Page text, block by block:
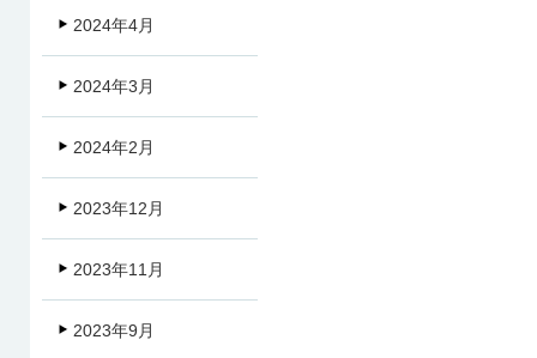
2024年4月
2024年3月
2024年2月
2023年12月
2023年11月
2023年9月